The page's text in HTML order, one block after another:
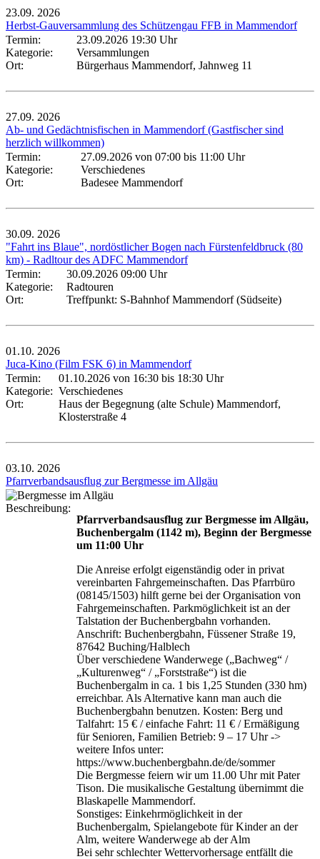
23.09. 2026
Herbst-Gauversammlung des Schützengau FFB in Mammendorf
Termin:
23.09.2026 19:30 Uhr
Kategorie:
Versammlungen
Ort:
Bürgerhaus Mammendorf, Jahnweg 11
27.09. 2026
Ab- und Gedächtnisfischen in Mammendorf (Gastfischer sind
herzlich willkommen)
Termin:
27.09.2026 von 07:00 bis 11:00 Uhr
Kategorie:
Verschiedenes
Ort:
Badesee Mammendorf
30.09. 2026
"Fahrt ins Blaue", nordöstlicher Bogen nach Fürstenfeldbruck (80
km) - Radltour des ADFC Mammendorf
Termin:
30.09.2026 09:00 Uhr
Kategorie:
Radtouren
Ort:
Treffpunkt: S-Bahnhof Mammendorf (Südseite)
01.10. 2026
Juca-Kino (Film FSK 6) in Mammendorf
Termin:
01.10.2026 von 16:30 bis 18:30 Uhr
Kategorie: Verschiedenes
Ort:
Haus der Begegnung (alte Schule) Mammendorf,
Klosterstraße 4
03.10. 2026
Pfarrverbandsausflug zur Bergmesse im Allgäu
Beschreibung:
Pfarrverbandsausflug zur Bergmesse im Allgäu,
Buchenbergalm (1142 m), Beginn der Bergmesse
um 11:00 Uhr
Die Anreise erfolgt eigenständig oder in privat
vereinbarten Fahrgemeinschaften. Das Pfarrbüro
(08145/1503) hilft gerne bei der Organisation von
Fahrgemeinschaften. Parkmöglichkeit ist an der
Talstation der Buchenbergbahn vorhanden.
Anschrift: Buchenbergbahn, Füssener Straße 19,
87642 Buching/Halblech
Über verschiedene Wanderwege („Bachweg“ /
„Kulturenweg“ / „Forststraße“) ist die
Buchenbergalm in ca. 1 bis 1,25 Stunden (330 hm)
erreichbar. Als Alternative kann man auch die
Buchenbergbahn benutzen. Kosten: Berg und
Talfahrt: 15 € / einfache Fahrt: 11 € / Ermäßigung
für Senioren, Familien Betrieb: 9 – 17 Uhr ->
weitere Infos unter:
https://www.buchenbergbahn.de/de/sommer
Die Bergmesse feiern wir um 11.00 Uhr mit Pater
Tison. Die musikalische Gestaltung übernimmt die
Blaskapelle Mammendorf.
Sonstiges: Einkehrmöglichkeit in der
Buchenbergalm, Spielangebote für Kinder an der
Alm, weitere Wanderwege ab der Alm
Bei sehr schlechter Wettervorhersage entfällt die